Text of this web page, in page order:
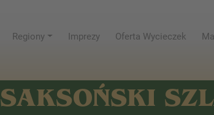
Regiony Imprezy Oferta Wycieczek
SAKSOŃSKI